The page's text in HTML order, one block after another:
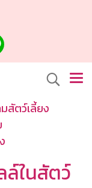
สัตว์เลี้ยง
ล์ในสัตว์